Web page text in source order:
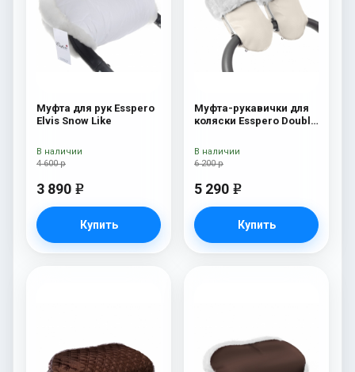
Муфта для рук Esspero
Elvis Snow Like
4 600 р
3 890 e
Купить
В наличии
Муфта-рукавички для
коляски Esspero Double
(Натуральная шерсть)
Beige
6 200 р
5 290 e
Купить
В наличии